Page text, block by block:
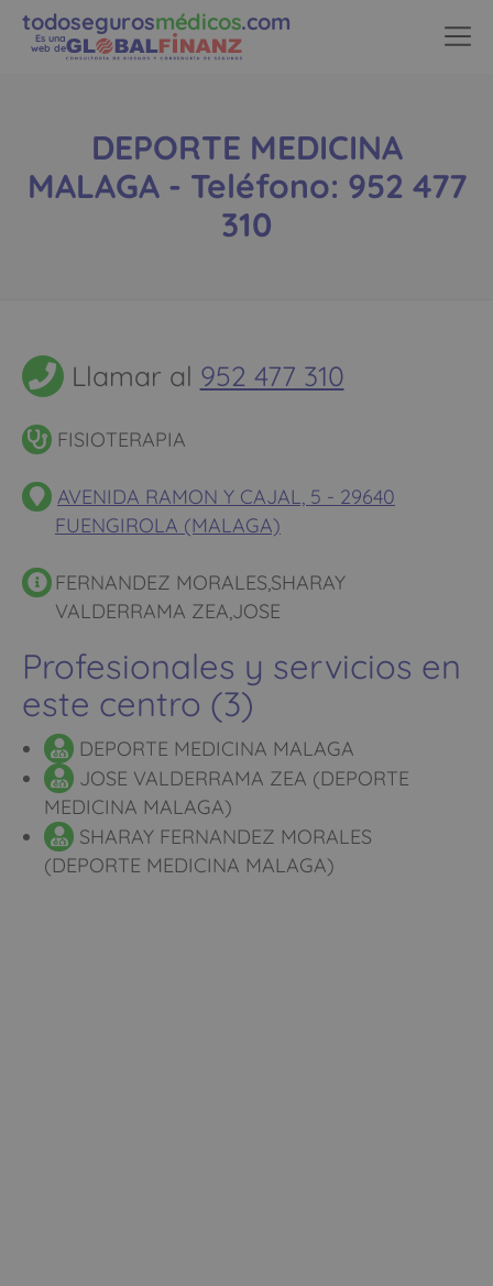
todosegurosmédicos.com
Es una
web de
DEPORTE MEDICINA
MALAGA - Teléfono: 952 477
310
Llamar al 952 477 310
FISIOTERAPIA
AVENIDA RAMON Y CAJAL, 5 - 29640
FUENGIROLA (MALAGA)
FERNANDEZ MORALES,SHARAY
VALDERRAMA ZEA,JOSE
Profesionales y servicios en
este centro (3)
DEPORTE MEDICINA MALAGA
JOSE VALDERRAMA ZEA (DEPORTE
MEDICINA MALAGA)
SHARAY FERNANDEZ MORALES
(DEPORTE MEDICINA MALAGA)